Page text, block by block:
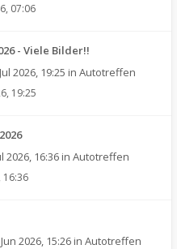
07:06
- Viele Bilder!!
2026, 19:25 in Autotreffen
19:25
2026, 16:36 in Autotreffen
16:36
2026, 15:26 in Autotreffen